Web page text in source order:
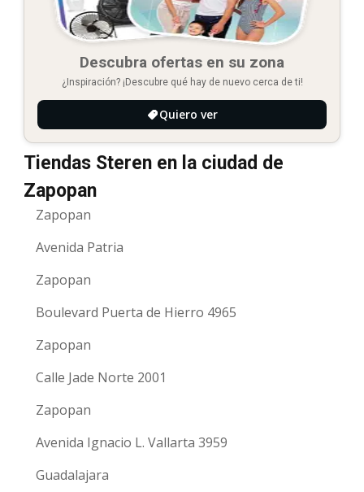
Descubra ofertas en su zona
¿Inspiración? ¡Descubre qué hay de nuevo cerca de ti!
Quiero ver
Tiendas Steren en la ciudad de
Zapopan
Zapopan
Avenida Patria
Zapopan
Boulevard Puerta de Hierro 4965
Zapopan
Calle Jade Norte 2001
Zapopan
Avenida Ignacio L. Vallarta 3959
Guadalajara